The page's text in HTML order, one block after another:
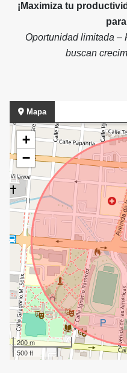
¡Maximiza tu
Oportunidad limitada –
buscan
Mapa
+
−
200 m
500 ft